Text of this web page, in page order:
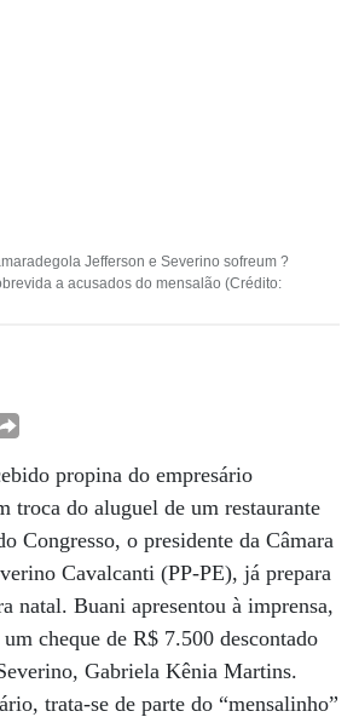
Jefferson e Severino sofreum ?
a acusados do mensalão (Crédito:
propina do empresário
troca do aluguel de um restaurante
Congresso, o presidente da Câmara
Cavalcanti (PP-PE), já prepara
natal. Buani apresentou à imprensa,
cheque de R$ 7.500 descontado
Gabriela Kênia Martins.
trata-se de parte do “mensalinho”